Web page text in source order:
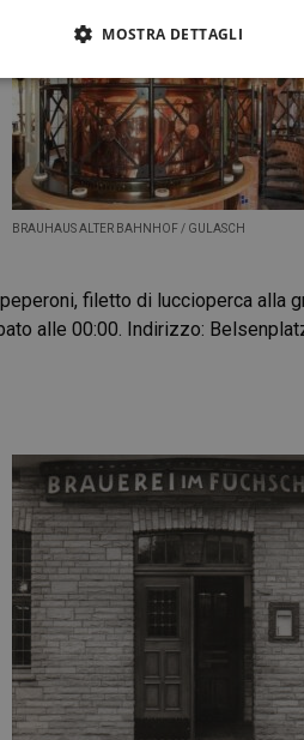
BRAUHAUS ALTER BAHNHOF / GULASCH
filetto di luccioperca alla
alle 00:00. Indirizzo:
MOSTRA DETTAGLI